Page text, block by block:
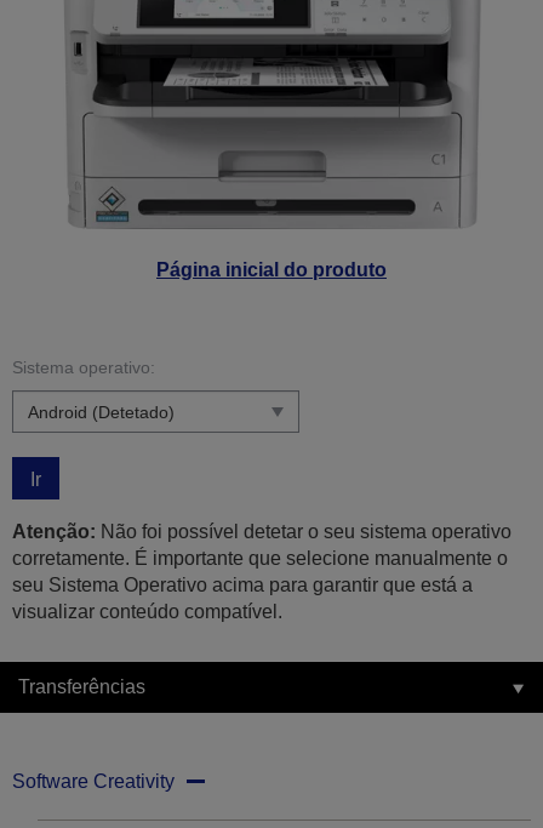
Página inicial do produto
Sistema operativo:
Ir
Atenção: Não foi possível detetar o seu sistema operativo
corretamente. É importante que selecione manualmente o
seu Sistema Operativo acima para garantir que está a
visualizar conteúdo compatível.
Transferências
Software Creativity